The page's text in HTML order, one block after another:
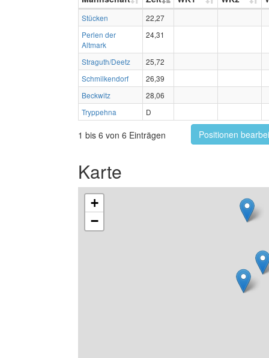
Stücken
22,27
Perlen der
Altmark
24,31
Straguth/Deetz
25,72
Schmilkendorf
26,39
Beckwitz
28,06
Tryppehna
D
1 bis 6 von 6 Einträgen Positionen
Karte
+
−